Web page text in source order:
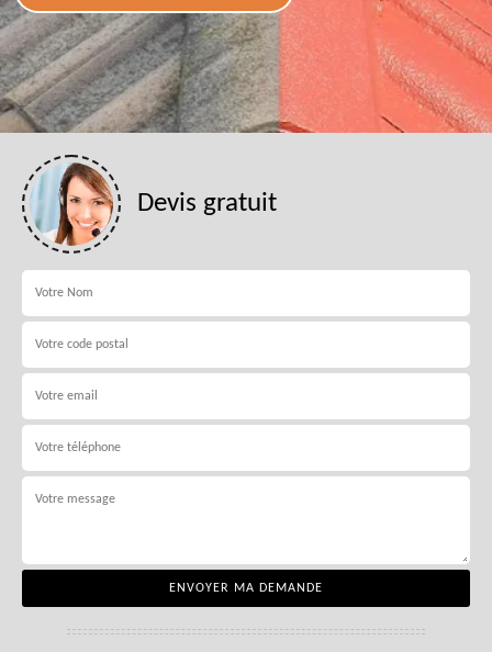
Devis gratuit